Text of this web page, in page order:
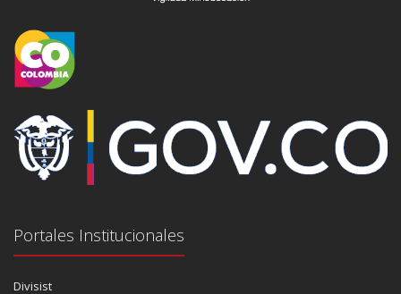
Portales Institucionales
Divisist